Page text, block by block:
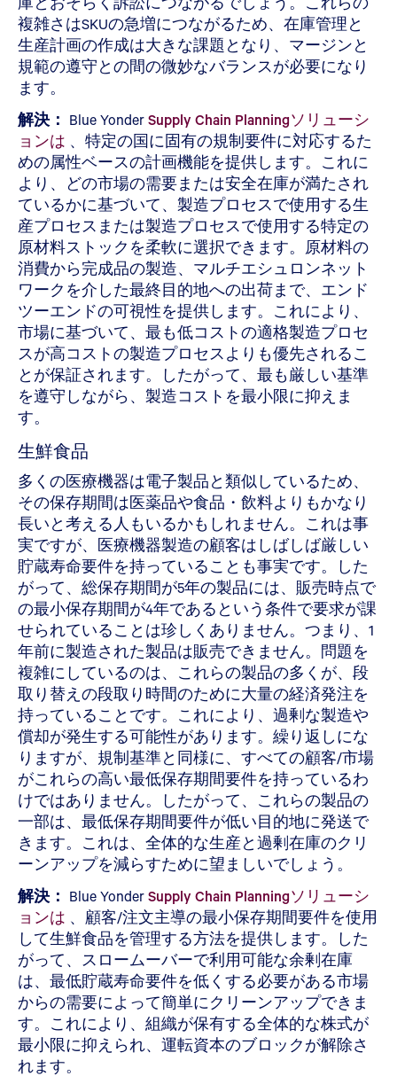
複雑さはSKUの急増につながるため、在庫管理と
生産計画の作成は大きな課題となり、マージンと
規範の遵守との間の微妙なバランスが必要になり
ます。
解決： Blue YonderSupply Chain Planningソリューシ
ョンは 、特定の国に固有の規制要件に対応するた
めの属性ベースの計画機能を提供します。これに
より、どの市場の需要または安全在庫が満たされ
ているかに基づいて、製造プロセスで使用する生
産プロセスまたは製造プロセスで使用する特定の
原材料ストックを柔軟に選択できます。原材料の
消費から完成品の製造、マルチエシュロンネット
ワークを介した最終目的地への出荷まで、エンド
ツーエンドの可視性を提供します。これにより、
市場に基づいて、最も低コストの適格製造プロセ
スが高コストの製造プロセスよりも優先されるこ
とが保証されます。したがって、最も厳しい基準
を遵守しながら、製造コストを最小限に抑えま
す。
生鮮食品
多くの医療機器は電子製品と類似しているため、
その保存期間は医薬品や食品・飲料よりもかなり
長いと考える人もいるかもしれません。これは事
実ですが、医療機器製造の顧客はしばしば厳しい
貯蔵寿命要件を持っていることも事実です。した
がって、総保存期間が5年の製品には、販売時点で
の最小保存期間が4年であるという条件で要求が課
せられていることは珍しくありません。つまり、1
年前に製造された製品は販売できません。問題を
複雑にしているのは、これらの製品の多くが、段
取り替えの段取り時間のために大量の経済発注を
持っていることです。これにより、過剰な製造や
償却が発生する可能性があります。繰り返しにな
りますが、規制基準と同様に、すべての顧客/市場
がこれらの高い最低保存期間要件を持っているわ
けではありません。したがって、これらの製品の
一部は、最低保存期間要件が低い目的地に発送で
きます。これは、全体的な生産と過剰在庫のクリ
ーンアップを減らすために望ましいでしょう。
解決： Blue YonderSupply Chain Planningソリューシ
ョンは 、顧客/注文主導の最小保存期間要件を使用
して生鮮食品を管理する方法を提供します。した
がって、スロームーバーで利用可能な余剰在庫
は、最低貯蔵寿命要件を低くする必要がある市場
からの需要によって簡単にクリーンアップできま
す。これにより、組織が保有する全体的な株式が
最小限に抑えられ、運転資本のブロックが解除さ
れます。